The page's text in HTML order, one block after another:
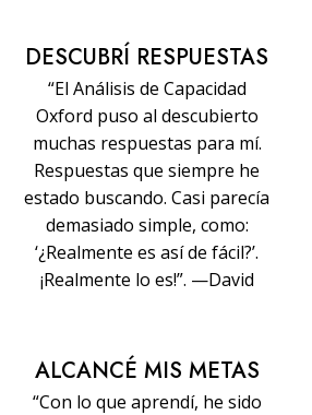
DESCUBRÍ RESPUESTAS
“El Análisis de Capacidad
Oxford puso al descubierto
muchas respuestas para mí.
Respuestas que siempre he
estado buscando. Casi parecía
demasiado simple, como:
‘¿Realmente es así de fácil?’.
¡Realmente lo es!”. —David
ALCANCÉ MIS METAS
“Con lo que aprendí, he sido